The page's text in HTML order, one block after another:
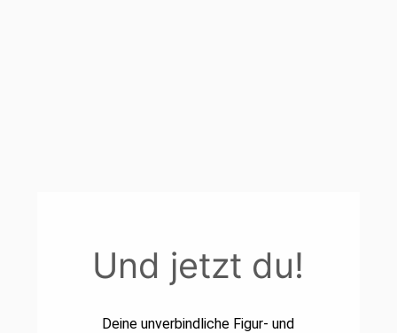
Und jetzt du!
Deine unverbindliche Figur- und